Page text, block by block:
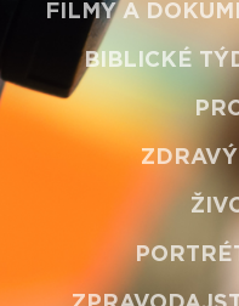
FILMY A
BIBLICKÉ